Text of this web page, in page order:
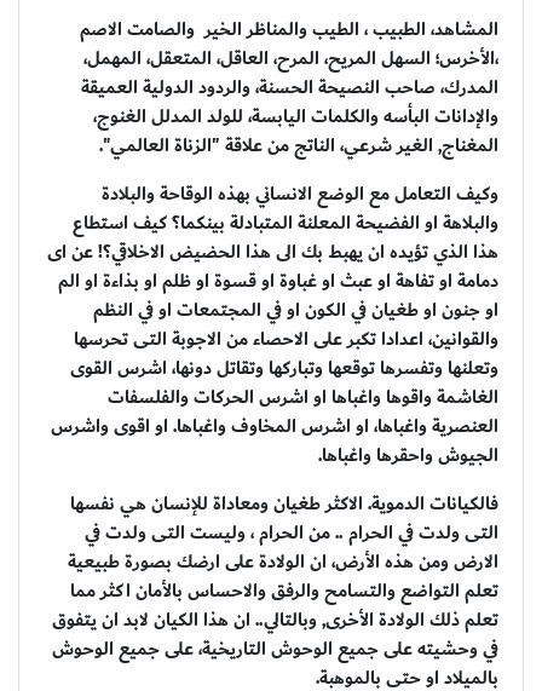
المشاهد، الطبيب ، الطيب والمناظر الخير والصامت الاصم
،الأخرس؛ السهل المريح، المرح، العاقل، المتعقل، المهمل،
المدرك، صاحب النصيحة الحسنة، والردود الدولية العميقة
والإدانات البأسه والكلمات اليابسة، للولد المدلل الغنوج،
المغناج, الغير شرعي، الناتج من علاقة "الزناة العالمي".
وكيف التعامل مع الوضع الانساني بهذه الوقاحة والبلادة
والبلاهة او الفضيحة المعلنة المتبادلة بينكما؟ كيف استطاع
هذا الذي تؤيده ان يهبط بك الى هذا الحضيض الاخلاقي؟! عن اى
دمامة او تفاهة او عبث او غباوة او قسوة او ظلم او بذاءة او الم
او جنون او طغيان في الكون او في المجتمعات او في النظم
والقوانين، اعدادا تكبر على الاحصاء من الاجوبة التى تحرسها
وتعلنها وتفسرها توقعها وتباركها وتقاتل دونها، اشرس القوى
الغاشمة واقوها واغباها او اشرس الحركات والفلسفات
العنصرية واغباها، او اشرس المخاوف واغباها. او اقوى واشرس
الجيوش واحقرها واغباها.
فالكيانات الدموية. الاكثر طغيان ومعاداة للإنسان هي نفسها
التى ولدت في الحرام .. من الحرام ، وليست التى ولدت في
الارض ومن هذه الأرض، ان الولادة على ارضك بصورة طبيعية
تعلم التواضع والتسامح والرفق والاحساس بالأمان اكثر مما
تعلم ذلك الولادة الأخرى, وبالتالي.. ان هذا الكيان لابد ان يتفوق
في وحشيته على جميع الوحوش التاريخية، على جميع الوحوش
بالميلاد او حتى بالموهبة.